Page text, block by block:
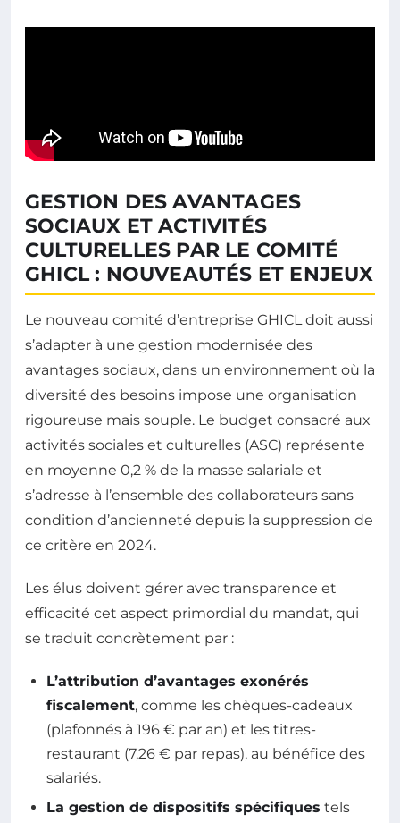
GESTION DES AVANTAGES
SOCIAUX ET ACTIVITÉS
CULTURELLES PAR LE COMITÉ
GHICL : NOUVEAUTÉS ET ENJEUX
Le nouveau comité d’entreprise GHICL doit aussi
s’adapter à une gestion modernisée des
avantages sociaux, dans un environnement où la
diversité des besoins impose une organisation
rigoureuse mais souple. Le budget consacré aux
activités sociales et culturelles (ASC) représente
en moyenne 0,2 % de la masse salariale et
s’adresse à l’ensemble des collaborateurs sans
condition d’ancienneté depuis la suppression de
ce critère en 2024.
Les élus doivent gérer avec transparence et
efficacité cet aspect primordial du mandat, qui
se traduit concrètement par :
L’attribution d’avantages exonérés
fiscalement, comme les chèques-cadeaux
(plafonnés à 196 € par an) et les titres-
restaurant (7,26 € par repas), au bénéfice des
salariés.
La gestion de dispositifs spécifiques tels